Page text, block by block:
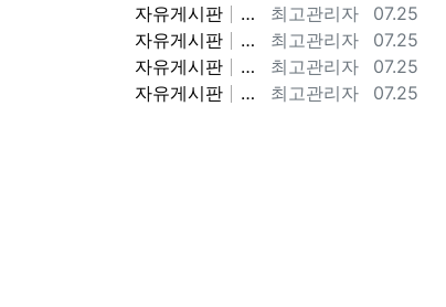
등록자
최고관리자 등록일
07.25
자유게시판
등록자
최고관리자 등록일
07.25
자유게시판
등록자
최고관리자 등록일
07.25
자유게시판
등록자
최고관리자 등록일
07.25
자유게시판